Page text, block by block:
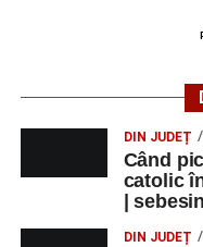
DIN JUDEȚ
Când
catolic
|
DIN JUDEȚ